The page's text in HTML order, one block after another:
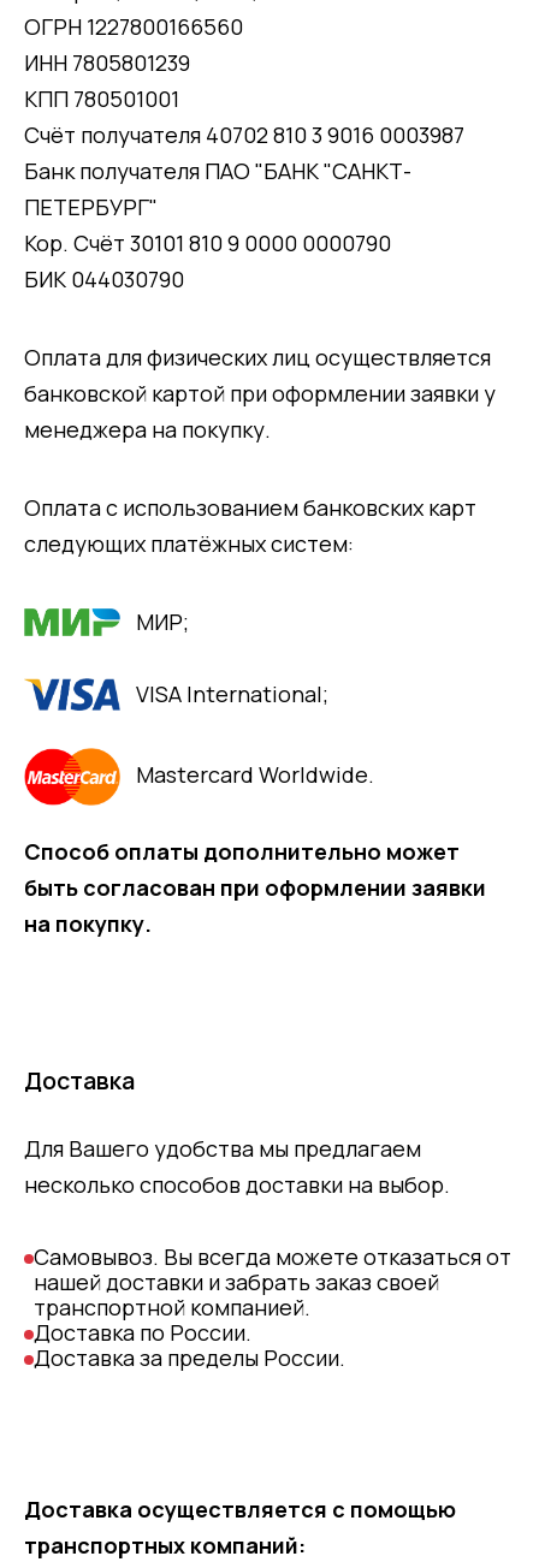
ОГРН 1227800166560
ИНН 7805801239
КПП 780501001
Счёт получателя 40702 810 3 9016 0003987
Банк получателя ПАО "БАНК "САНКТ-
ПЕТЕРБУРГ"
Кор. Счёт 30101 810 9 0000 0000790
БИК 044030790
Оплата для физических лиц осуществляется
банковской картой при оформлении заявки у
менеджера на покупку.
Оплата с использованием банковских карт
следующих платёжных систем:
МИР;
VISA International;
Mastercard Worldwide.
Способ оплаты дополнительно может
быть согласован при оформлении заявки
на покупку.
Доставка
Для Вашего удобства мы предлагаем
несколько способов доставки на выбор.
Самовывоз. Вы всегда можете отказаться от
нашей доставки и забрать заказ своей
транспортной компанией.
Доставка по России.
Доставка за пределы России.
Доставка осуществляется с помощью
транспортных компаний: